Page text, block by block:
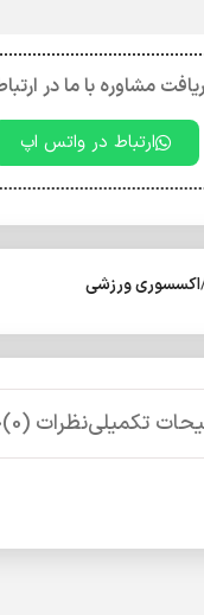
مشاوره با ما در
ارتباط در واتس اپ
اکسسوری ورزشی
تکمیلینظرات (0)